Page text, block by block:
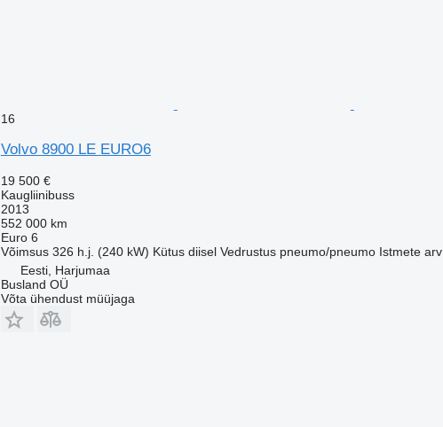
16
Volvo 8900 LE EURO6
19 500 €
Kaugliinibuss
2013
552 000 km
Euro 6
Võimsus 326 h.j. (240 kW) Kütus diisel Vedrustus pneumo/pneumo Istmete arv
Eesti, Harjumaa
Busland OÜ
Võta ühendust müüjaga